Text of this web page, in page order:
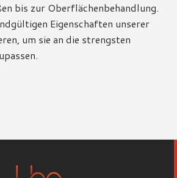
bis zur Oberflächenbehandlung.
Eigenschaften unserer
um sie an die strengsten